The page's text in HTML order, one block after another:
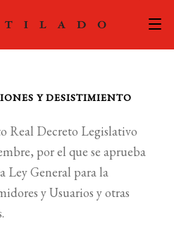
menú
EDITORIAL
Y DESISTIMIENTO
Real Decreto Legislativo
por el que se aprueba
Ley General para la
y Usuarios y otras